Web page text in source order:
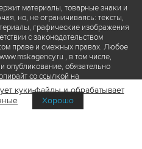
материалы, товарные знаки и
но, не ограничиваясь: тексты,
графические изображения
с законодательством
праве и смежных правах. Любое
, в том числе,
опубликование, обязательно
со ссылкой на
а также гиперссылкой на сайт
информации. Переработка
не допускается.
куки-файлы и обрабатывает
Хорошо